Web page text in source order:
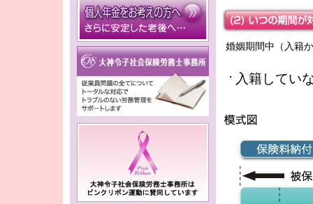
婚姻期間中（入籍
・ 入籍してい